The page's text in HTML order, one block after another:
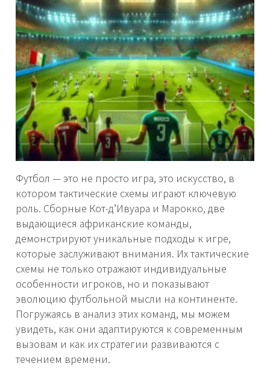
Футбол — это не просто игра, это искусство, в
котором тактические схемы играют ключевую
роль. Сборные Кот-д’Ивуара и Марокко, две
выдающиеся африканские команды,
демонстрируют уникальные подходы к игре,
которые заслуживают внимания. Их тактические
схемы не только отражают индивидуальные
особенности игроков, но и показывают
эволюцию футбольной мысли на континенте.
Погружаясь в анализ этих команд, мы можем
увидеть, как они адаптируются к современным
вызовам и как их стратегии развиваются с
течением времени.